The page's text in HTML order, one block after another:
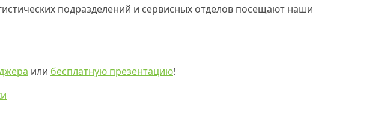
подразделений и сервисных отделов посещают наши
или бесплатную презентацию!